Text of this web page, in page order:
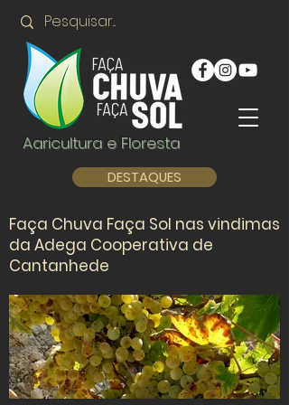
Agricultura e Floresta
DESTAQUES
Faça Chuva Faça Sol nas vindimas
da Adega Cooperativa de
Cantanhede